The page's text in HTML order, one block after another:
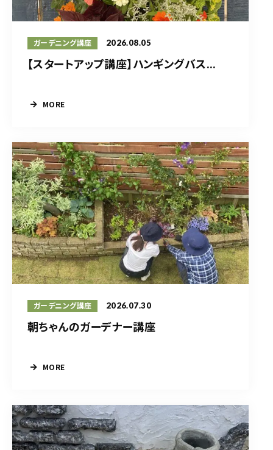
ガーデニング講座 2026.08.05
【スタートアップ講座】ハンギングバス...
MORE
ガーデニング講座 2026.07.30
朝ちゃんのガーデナー講座
MORE